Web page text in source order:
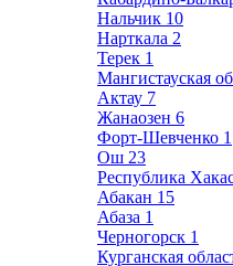
Нальчик 10
Нарткала 2
Терек 1
Мангистауская
Актау 7
Жанаозен 6
Форт-Шевченко 1
Ош 23
Республика
Абакан 15
Абаза 1
Черногорск 1
Курганская